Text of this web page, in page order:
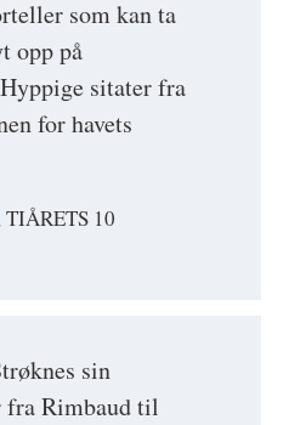
som kan ta
opp på
sitater fra
for havets
10
sin
fra Rimbaud til